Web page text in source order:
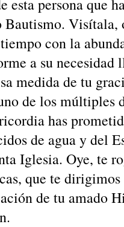
esta persona que
Bautismo. Visítala,
con la
a su necesidad
medida de tu
de los múltiples
has
de agua y del
Iglesia. Oye, te
que te
de tu amado